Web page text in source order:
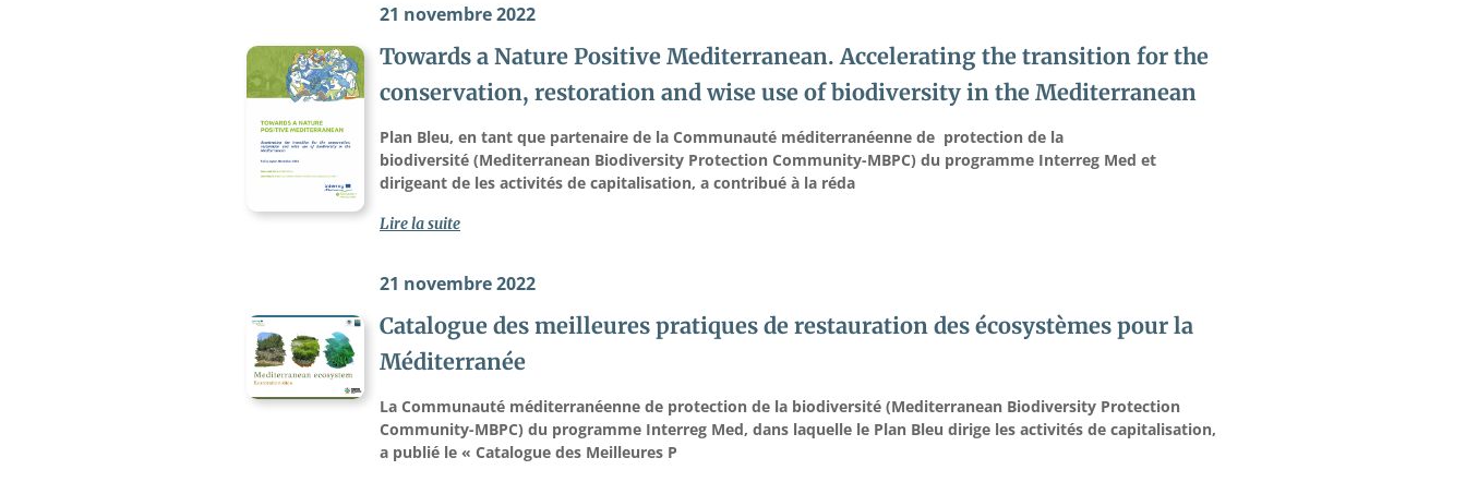
21 novembre 2022
Towards a Nature Positive Mediterranean. Accelerating the transition for the
conservation, restoration and wise use of biodiversity in the Mediterranean
Plan Bleu, en tant que partenaire de la Communauté méditerranéenne de protection de la
biodiversité (Mediterranean Biodiversity Protection Community-MBPC) du programme Interreg Med et
dirigeant de les activités de capitalisation, a contribué à la réda
Lire la suite
21 novembre 2022
Catalogue des meilleures pratiques de restauration des écosystèmes pour la
Méditerranée
La Communauté méditerranéenne de protection de la biodiversité (Mediterranean Biodiversity Protection
Community-MBPC) du programme Interreg Med, dans laquelle le Plan Bleu dirige les activités de capitalisation,
a publié le « Catalogue des Meilleures P